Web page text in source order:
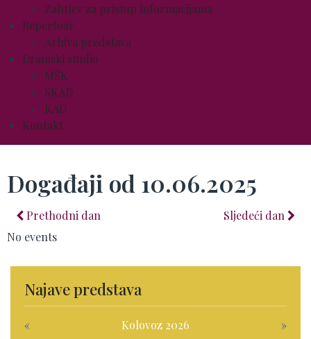
Zahtjev za pristup informacijama
Repertoar
Arhiva predstava
Dramski studio
MŠK
SKAD
KAD
Kontakt
Događaji od 10.06.2025
Prethodni dan
Sljedeći dan
No events
Najave predstava
« Kolovoz 2026
»